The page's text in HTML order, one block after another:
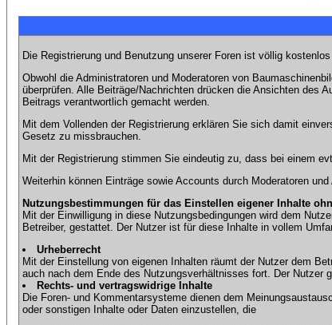
Die Registrierung und Benutzung unserer Foren ist völlig
Obwohl die Administratoren und Moderatoren von
überprüfen. Alle Beiträge/Nachrichten drücken die Ansichten des
Beitrags verantwortlich gemacht werden.
Mit dem Vollenden der Registrierung erklären Sie sich damit
Gesetz zu missbrauchen.
Mit der Registrierung stimmen Sie eindeutig zu, dass bei einem
Weiterhin können Einträge sowie Accounts durch Moderatoren
Nutzungsbestimmungen für das Einstellen eigener Inhalte
Mit der Einwilligung in diese Nutzungsbedingungen wird dem
Betreiber, gestattet. Der Nutzer ist für diese Inhalte in vollem
Urheberrecht
Mit der Einstellung von eigenen Inhalten räumt der Nutzer dem
auch nach dem Ende des Nutzungsverhältnisses fort. Der Nutzer
Rechts- und vertragswidrige Inhalte
Die Foren- und Kommentarsysteme dienen dem
oder sonstigen Inhalte oder Daten einzustellen, die